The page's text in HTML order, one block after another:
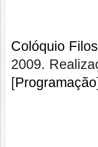
Colóquio
2009.
[Programação]